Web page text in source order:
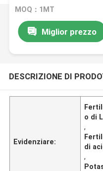
MOQ：1MT
Miglior prezzo
DESCRIZIONE DI
Evidenziare:
o di
,
di
,